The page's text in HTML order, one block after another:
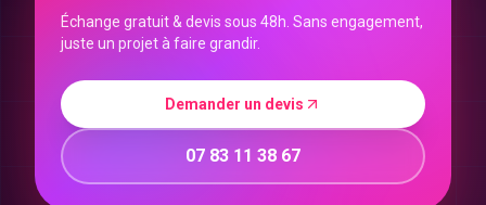
Échange gratuit & devis sous 48h. Sans engagement,
juste un projet à faire grandir.
Demander un devis
07 83 11 38 67